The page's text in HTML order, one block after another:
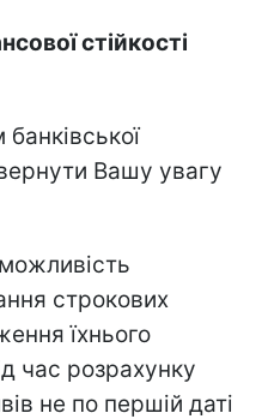
стійкості
Вашу увагу
строкових
їхнього
час розрахунку
не по першій даті